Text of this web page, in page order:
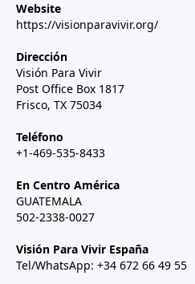
Website
https://visionparavivir.org/
Dirección
Visión Para Vivir
Post Office Box 1817
Frisco, TX 75034
Teléfono
+1-469-535-8433
En Centro América
GUATEMALA
502-2338-0027
Visión Para Vivir España
Tel/WhatsApp: +34 672 66 49 55